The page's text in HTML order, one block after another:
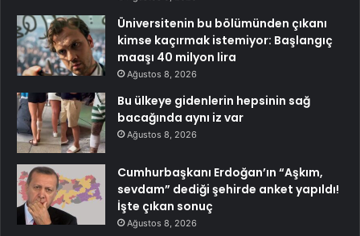
Üniversitenin bu bölümünden çıkanı
kimse kaçırmak istemiyor: Başlangıç
maaşı 40 milyon lira
Ağustos 8, 2026
Bu ülkeye gidenlerin hepsinin sağ
bacağında aynı iz var
Ağustos 8, 2026
Cumhurbaşkanı Erdoğan’ın “Aşkım,
sevdam” dediği şehirde anket yapıldı!
İşte çıkan sonuç
Ağustos 8, 2026